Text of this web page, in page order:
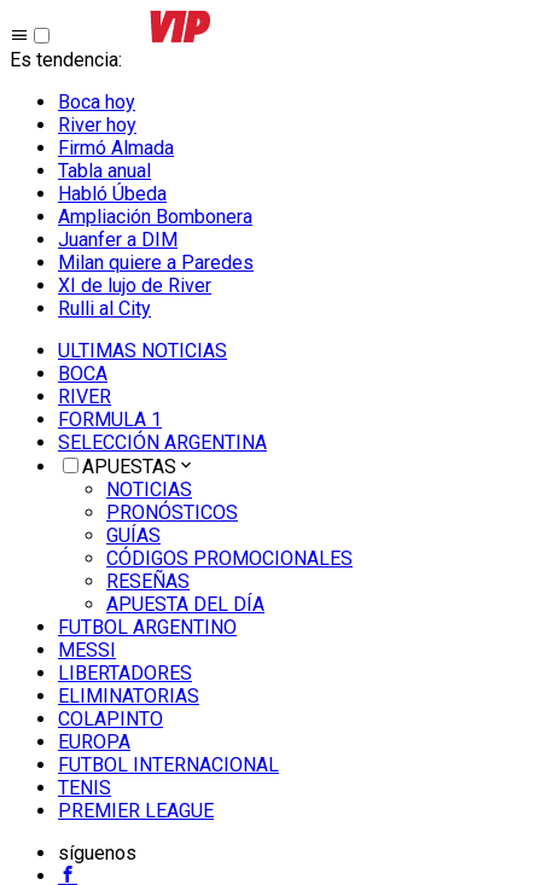
Es tendencia:
Boca hoy
River hoy
Firmó Almada
Tabla anual
Habló Úbeda
Ampliación Bombonera
Juanfer a DIM
Milan quiere a Paredes
XI de lujo de River
Rulli al City
ULTIMAS NOTICIAS
BOCA
RIVER
FORMULA 1
SELECCIÓN ARGENTINA
APUESTAS
NOTICIAS
PRONÓSTICOS
GUÍAS
CÓDIGOS PROMOCIONALES
RESEÑAS
APUESTA DEL DÍA
FUTBOL ARGENTINO
MESSI
LIBERTADORES
ELIMINATORIAS
COLAPINTO
EUROPA
FUTBOL INTERNACIONAL
TENIS
PREMIER LEAGUE
síguenos